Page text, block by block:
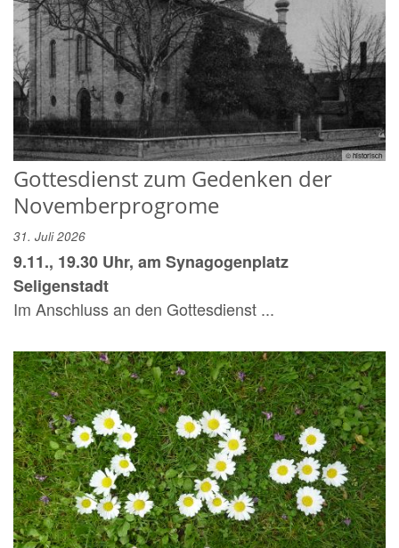
© historisch
Gottesdienst zum Gedenken der
Novemberprogrome
31. Juli 2026
9.11., 19.30 Uhr, am Synagogenplatz
Seligenstadt
Im Anschluss an den Gottesdienst ...